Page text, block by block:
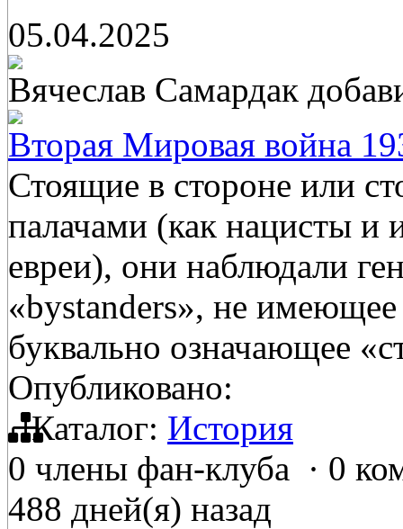
05.04.2025
Вячеслав Самардак
Вторая Мировая война
Стоящие в стороне или
палачами (как нацисты и
евреи), они наблюдали
«bystanders», не имеющее
буквально означающее
Опубликовано:
Каталог: История
0 члены фан-клуба · 0
488 дней(я) назад